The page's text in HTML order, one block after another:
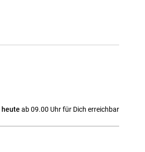
heute ab 09.00 Uhr für Dich erreichbar